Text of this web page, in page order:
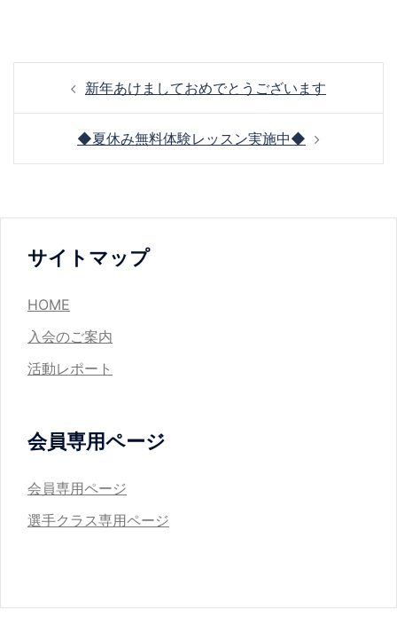
ゲ
シ
ョ
ン
新年あけましておめでとうございます
◆夏休み無料体験レッスン実施中◆
サイトマップ
HOME
入会のご案内
活動レポート
会員専用ページ
会員専用ページ
選手クラス専用ページ